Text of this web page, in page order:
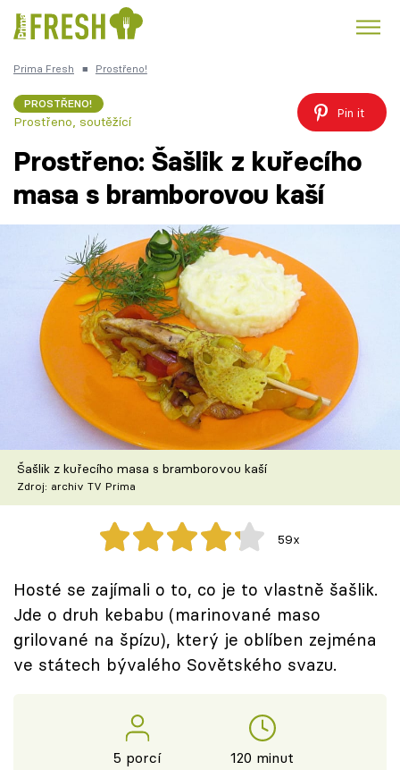
Česká kuchyně
Témata
Recepty
Články
TV Program
Škola vaření
Recepty z TV
Speciál: Cuketa
Těhotnej kuchař
Sledujte prima+
Přihlášení
Prima Fresh ■ Prostřeno!
PROSTŘENO!
Prostřeno, soutěžící
Pin it
Prostřeno: Šašlik z kuřecího
masa s bramborovou kaší
Šašlik z kuřecího masa s bramborovou kaší
Zdroj: archiv TV Prima
59x
Hosté se zajímali o to, co je to vlastně šašlik.
Jde o druh kebabu (marinované maso
grilované na špízu), který je oblíben zejména
ve státech bývalého Sovětského svazu.
5 porcí 120 minut